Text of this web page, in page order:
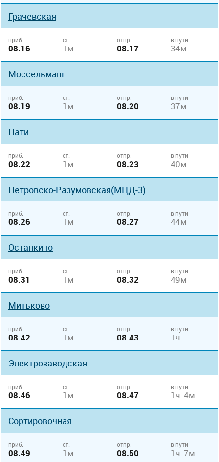
Грачевская
приб.
08.16
ст.
1м
отпр.
08.17
в пути
34м
Моссельмаш
приб.
08.19
ст.
1м
отпр.
08.20
в пути
37м
Нати
приб.
08.22
ст.
1м
отпр.
08.23
в пути
40м
Петровско-Разумовская(МЦД-3)
приб.
08.26
ст.
1м
отпр.
08.27
в пути
44м
Останкино
приб.
08.31
ст.
1м
отпр.
08.32
в пути
49м
Митьково
приб.
08.42
ст.
1м
отпр.
08.43
в пути
1ч
Электрозаводская
приб.
08.46
ст.
1м
отпр.
08.47
в пути
1ч 4м
Сортировочная
приб.
08.49
ст.
1м
отпр.
08.50
в пути
1ч 7м